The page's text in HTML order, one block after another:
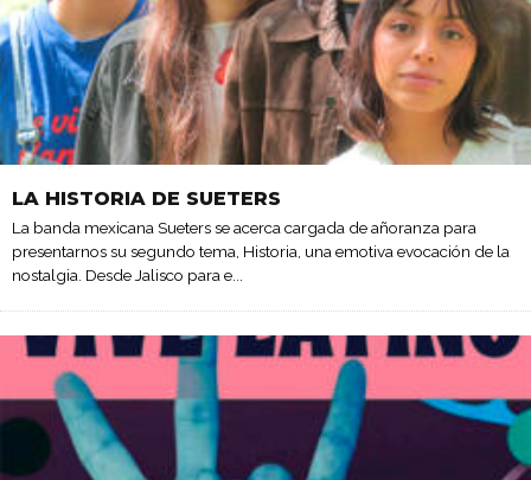
LA HISTORIA DE SUETERS
La banda mexicana Sueters se acerca cargada de añoranza para
presentarnos su segundo tema, Historia, una emotiva evocación de la
nostalgia. Desde Jalisco para e